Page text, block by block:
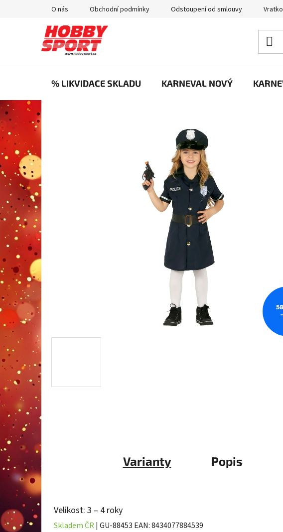
O nás Obchodní podmínky Odstoupení od smlouvy
% LIKVIDACE SKLADU KARNEVAL NOVÝ
Varianty Popis
Velikost: 3 – 4 roky
Skladem ČR| GU-88453 EAN:8434077884539